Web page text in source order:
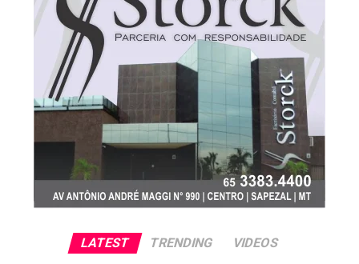
LATEST TRENDING VIDEOS